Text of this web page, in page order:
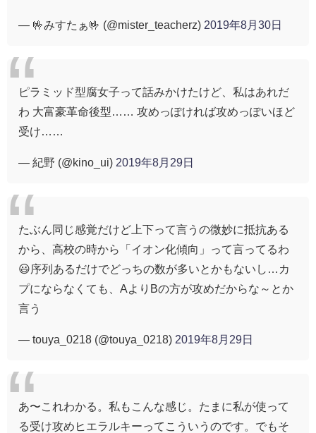
— 🤟みすたぁ🤟 (@mister_teacherz) 2019年8月30日
ピラミッド型腐女子って話みかけたけど、私はあれだ
わ 大富豪革命後型…… 攻めっぽければ攻めっぽいほど
受け……
— 紀野 (@kino_ui) 2019年8月29日
たぶん同じ感覚だけど上下って言うの微妙に抵抗ある
から、高校の時から「イオン化傾向」って言ってるわ
😃序列あるだけでどっちの数が多いとかもないし…カ
プにならなくても、AよりBの方が攻めだからな～とか
言う
— touya_0218 (@touya_0218) 2019年8月29日
あ〜これわかる。私もこんな感じ。たまに私が使って
る受け攻めヒエラルキーってこういうのです。でもそ